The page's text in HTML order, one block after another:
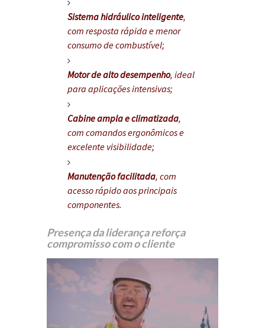
Sistema hidráulico inteligente,
com resposta rápida e menor
consumo de combustível;
Motor de alto desempenho, ideal
para aplicações intensivas;
Cabine ampla e climatizada,
com comandos ergonômicos e
excelente visibilidade;
Manutenção facilitada, com
acesso rápido aos principais
componentes.
Presença da liderança reforça
compromisso com o cliente